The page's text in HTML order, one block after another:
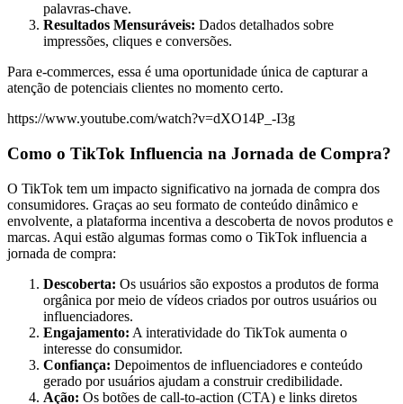
palavras-chave.
Resultados Mensuráveis: Dados detalhados sobre
impressões, cliques e conversões.
Para e-commerces, essa é uma oportunidade única de capturar a
atenção de potenciais clientes no momento certo.
https://www.youtube.com/watch?v=dXO14P_-I3g
Como o TikTok Influencia na Jornada de Compra?
O TikTok tem um impacto significativo na jornada de compra dos
consumidores. Graças ao seu formato de conteúdo dinâmico e
envolvente, a plataforma incentiva a descoberta de novos produtos e
marcas. Aqui estão algumas formas como o TikTok influencia a
jornada de compra:
Descoberta: Os usuários são expostos a produtos de forma
orgânica por meio de vídeos criados por outros usuários ou
influenciadores.
Engajamento: A interatividade do TikTok aumenta o
interesse do consumidor.
Confiança: Depoimentos de influenciadores e conteúdo
gerado por usuários ajudam a construir credibilidade.
Ação: Os botões de call-to-action (CTA) e links diretos